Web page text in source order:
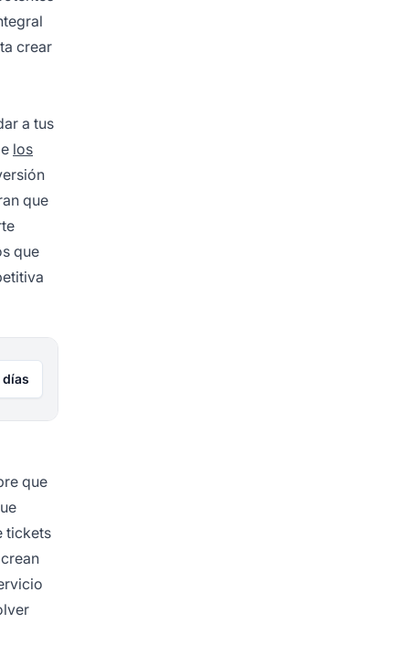
crear
a tus
los
que
que
que
tickets